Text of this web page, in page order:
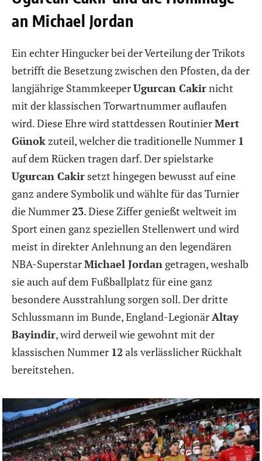
an Michael Jordan
Ein echter Hingucker bei der Verteilung der Trikots
betrifft die Besetzung zwischen den Pfosten, da der
langjährige StammkeeperUgurcan Cakirnicht
mit der klassischen Torwartnummer auflaufen
wird. Diese Ehre wird stattdessen RoutinierMert
Günokzuteil, welcher die traditionelle Nummer 1
auf dem Rücken tragen darf. Der spielstarke
Ugurcan Cakir setzt hingegen bewusst auf eine
ganz andere Symbolik und wählte für das Turnier
die Nummer23. Diese Ziffer genießt weltweit im
Sport einen ganz speziellen Stellenwert und wird
meist in direkter Anlehnung an den legendären
NBA-SuperstarMichael Jordan getragen, weshalb
sie auch auf dem Fußballplatz für eine ganz
besondere Ausstrahlung sorgen soll. Der dritte
Schlussmann im Bunde, England-LegionärAltay
Bayindir, wird derweil wie gewohnt mit der
klassischen Nummer 12 als verlässlicher Rückhalt
bereitstehen.